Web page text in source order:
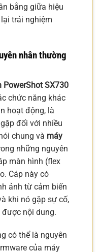
bằng giữa hiệu
trải nghiệm
nhân thường
PowerShot SX730
chức năng khác
hoạt động, là
đối với nhiều
chung và máy
những nguyên
màn hình (flex
Cáp này có
ảnh từ cảm biến
khi nó gặp sự cố,
nội dung.
có thể là nguyên
của máy